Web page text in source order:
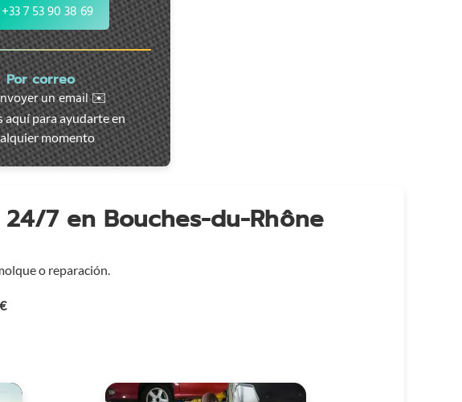
+33 7 53 90 38 69
Por correo
un email ✉️
aquí para ayudarte en
momento
24/7 en Bouches-du-Rhône
o reparación.